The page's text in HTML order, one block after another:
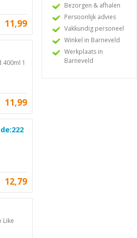
11,99
1
11,99
12,79
Like
Bezorgen & afhalen
Persoonlijk advies
Vakkundig personeel
Winkel in Barneveld
Werkplaats in
Barneveld